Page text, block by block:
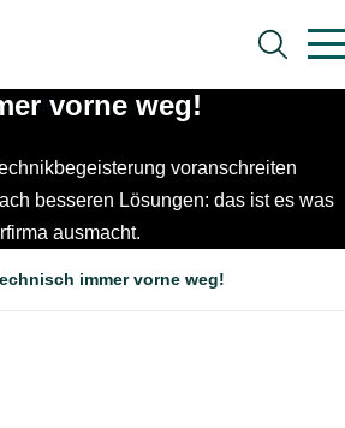
Suche
vorne weg!
voranschreiten
besseren Lösungen: das ist es was
ausmacht.
immer vorne weg!